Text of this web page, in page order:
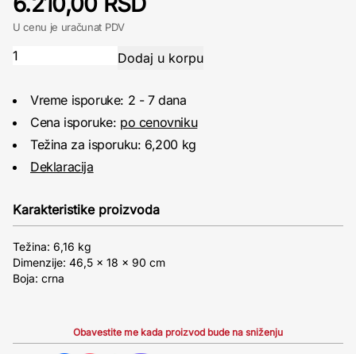
U cenu je uračunat PDV
Vreme isporuke: 2 - 7 dana
Cena isporuke: po cenovniku
Težina za isporuku: 6,200 kg
Deklaracija
Karakteristike proizvoda
Težina: 6,16 kg
Dimenzije: 46,5 × 18 × 90 cm
Boja: crna
Obavestite me kada proizvod bude na sniženju